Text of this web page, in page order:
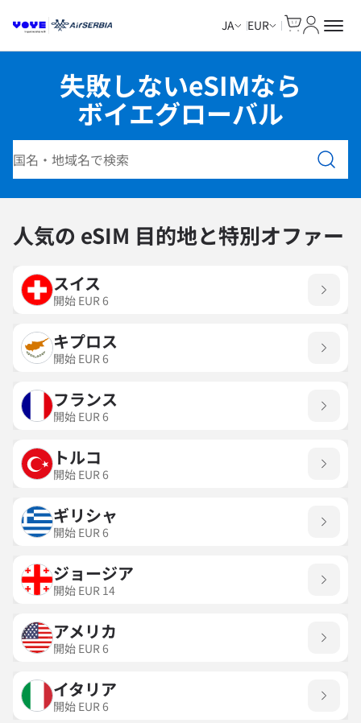
JA EUR
失敗しないeSIMなら
ボイエグローバル
人気の eSIM 目的地と特別オファー
スイス
開始 EUR6
キプロス
開始 EUR6
フランス
開始 EUR6
トルコ
開始 EUR6
ギリシャ
開始 EUR6
ジョージア
開始 EUR 14
アメリカ
開始 EUR6
イタリア
開始 EUR6